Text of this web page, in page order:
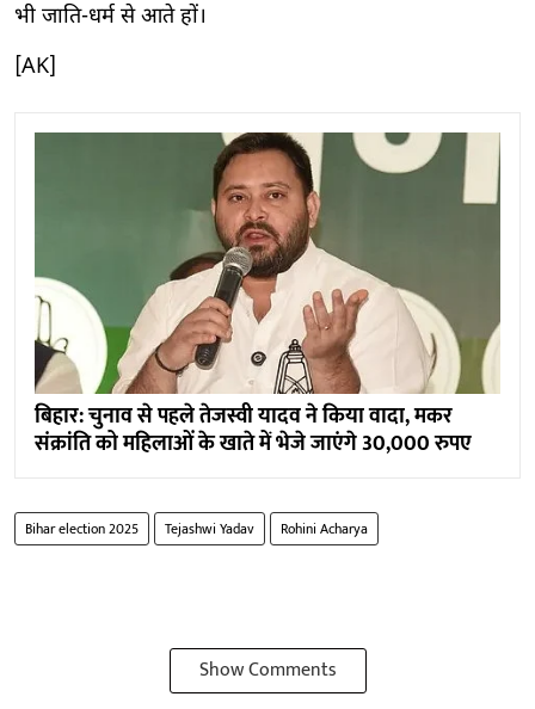
भी जाति-धर्म से आते हों।
[AK]
बिहार: चुनाव से पहले तेजस्वी यादव ने किया वादा, मकर
संक्रांति को महिलाओं के खाते में भेजे जाएंगे 30,000 रुपए
Bihar election 2025 Tejashwi Yadav Rohini Acharya
Show Comments